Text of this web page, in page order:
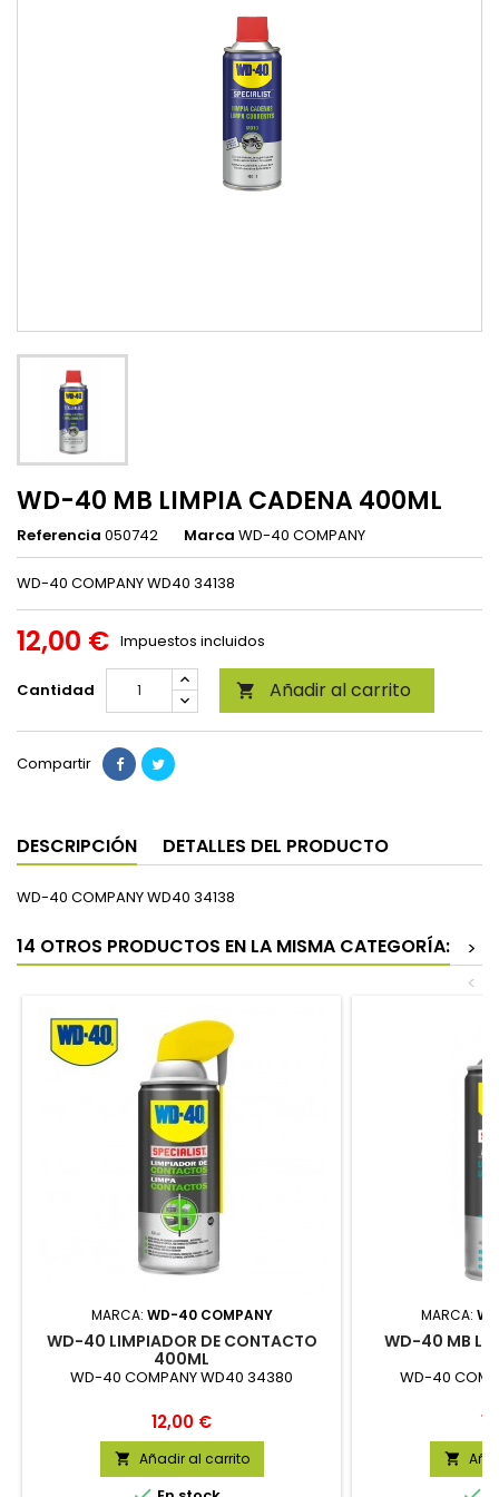
WD-40 MB LIMPIA CADENA 400ML
Referencia 050742 Marca WD-40 COMPANY
WD-40 COMPANY WD40 34138
12,00 € Impuestos incluidos
Cantidad  Añadir al carrito
Compartir
DESCRIPCIÓN DETALLES DEL PRODUCTO
WD-40 COMPANY WD40 34138
14 OTROS PRODUCTOS EN LA MISMA CATEGORÍA:
>
<
MARCA: WD-40 COMPANY
WD-40 LIMPIADOR DE CONTACTO
400ML
WD-40 COMPANY WD40 34380
Precio
12,00 €
 Añadir al carrito
MARCA:
WD-40 MB
WD-40
